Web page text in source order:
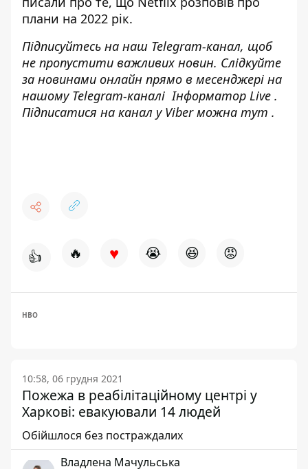
плани на 2022 рік.
Підписуйтесь на наш Telegram-канал, щоб
не пропустити важливих новин. Слідкуйте
за новинами онлайн прямо в месенджері на
нашому Telegram-каналіІнформатор Live .
Підписатися на канал у Viber можна тут .
👍 🔥 ♥ 😭 😆 😡
HBO
10:58, 06 грудня 2021
Пожежа в реабілітаційному центрі у
Харкові: евакуювали 14 людей
Обійшлося без постраждалих
Владлена Мачульська